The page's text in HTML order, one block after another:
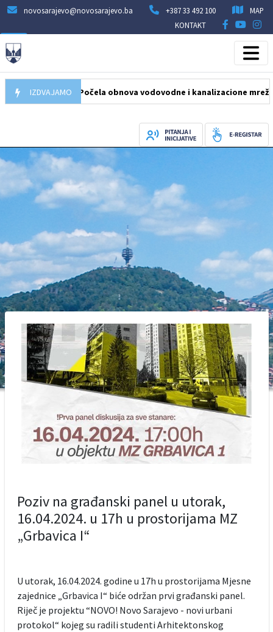
novosarajevo@novosarajevo.ba +387 33 492 100
MAP
KONTAKT
IZDVAJAMO
05.08.2026 Počela obnova vodovodne i kanalizacione mreže u ulici
Poziv na građanski panel u utorak,
16.04.2024. u 17h u prostorijama MZ
„Grbavica I“
U utorak, 16.04.2024. godine u 17h u prostorijama Mjesne
zajednice „Grbavica I“ biće održan prvi građanski panel.
Riječ je projektu “NOVO! Novo Sarajevo - novi urbani
protokol“ kojeg su radili studenti Arhitektonskog